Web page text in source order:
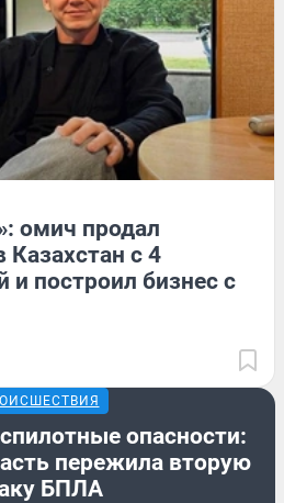
омич продал
Казахстан с 4
и построил бизнес с
опасности:
пережила вторую
БПЛА